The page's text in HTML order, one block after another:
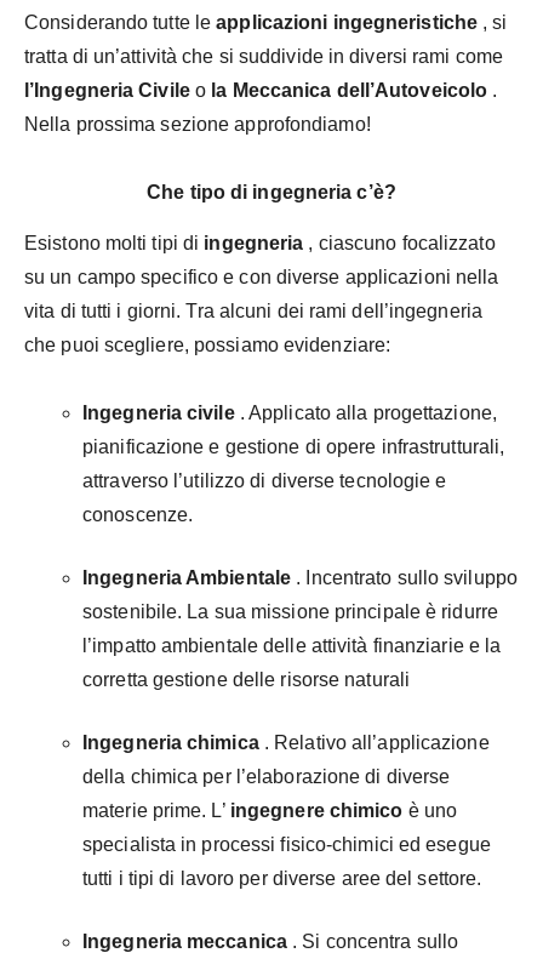
Considerando tutte leapplicazioni ingegneristiche , si
tratta di un’attività che si suddivide in diversi rami come
l’Ingegneria Civileo la Meccanica dell’Autoveicolo .
Nella prossima sezione approfondiamo!
Che tipo di ingegneria c’è?
Esistono molti tipi di ingegneria , ciascuno focalizzato
su un campo specifico e con diverse applicazioni nella
vita di tutti i giorni. Tra alcuni dei rami dell’ingegneria
che puoi scegliere, possiamo evidenziare:
Ingegneria civile. Applicato alla progettazione,
pianificazione e gestione di opere infrastrutturali,
attraverso l’utilizzo di diverse tecnologie e
conoscenze.
Ingegneria Ambientale . Incentrato sullo sviluppo
sostenibile. La sua missione principale è ridurre
l’impatto ambientale delle attività finanziarie e la
corretta gestione delle risorse naturali
Ingegneria chimica. Relativo all’applicazione
della chimica per l’elaborazione di diverse
materie prime. L’ ingegnere chimico è uno
specialista in processi fisico-chimici ed esegue
tutti i tipi di lavoro per diverse aree del settore.
Ingegneria meccanica . Si concentra sullo